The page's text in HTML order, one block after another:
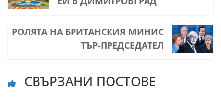
РОЛЯТА НА БРИТАНСКИЯ МИНИС
ТЪР-ПРЕДСЕДАТЕЛ
СВЪРЗАНИ ПОСТОВЕ